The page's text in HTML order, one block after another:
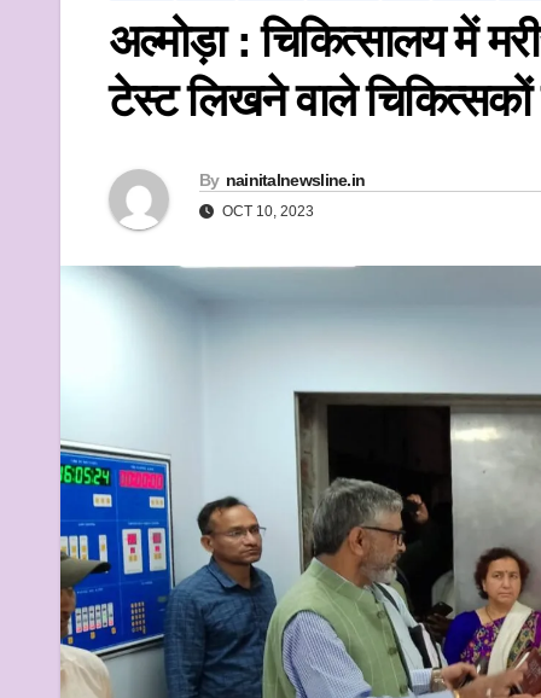
अल्मोड़ा : चिकित्सालय में
टेस्ट लिखने वाले चिकित्सकों
By nainitalnewsline.in
OCT 10, 2023